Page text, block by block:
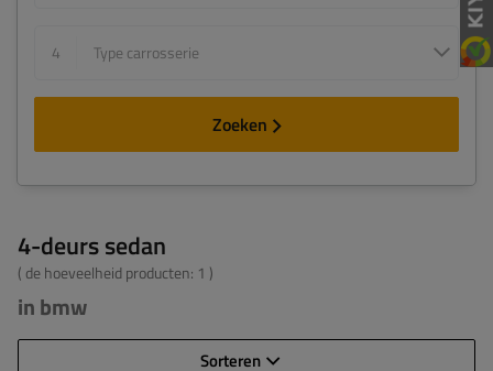
4 Type carrosserie
Zoeken
4-deurs sedan
( de hoeveelheid producten: 1 )
in bmw
Sorteren